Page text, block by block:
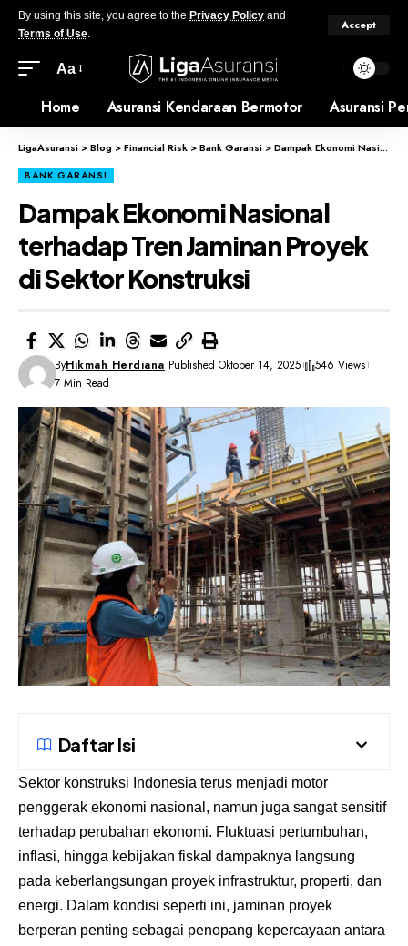
By using this site, you agree to the Privacy Policy and
Terms of Use.
Accept
Aa
Home Asuransi Kendaraan Bermotor Asuransi
LigaAsuransi >Blog >Financial Risk >Bank Garansi >Dampak Ekonomi Nasional terhadap Tren Jaminan Proyek di Sektor Konstruksi
BANK GARANSI
Dampak Ekonomi Nasional
terhadap Tren Jaminan Proyek
di Sektor Konstruksi
ByHikmah Herdiana Published Oktober 14, 2025
546 Views
7 Min Read
Daftar Isi
Sektor konstruksi Indonesia terus menjadi motor
penggerak ekonomi nasional, namun juga sangat sensitif
terhadap perubahan ekonomi. Fluktuasi pertumbuhan,
inflasi, hingga kebijakan fiskal dampaknya langsung
pada keberlangsungan proyek infrastruktur, properti, dan
energi. Dalam kondisi seperti ini, jaminan proyek
berperan penting sebagai penopang kepercayaan antara